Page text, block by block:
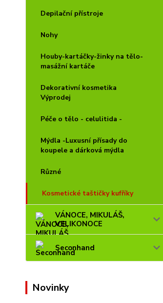
Depilační přístroje
Nohy
Houby-kartáčky-žinky na tělo-
masážní kartáče
Dekorativní kosmetika
Výprodej
Péče o tělo - celulitida -
Mýdla -Luxusní přísady do
koupele a dárková mýdla
Různé
Kosmetické taštičky kufříky
VÁNOCE, MIKULÁŠ,
VELIKONOCE
Seconhand
Novinky